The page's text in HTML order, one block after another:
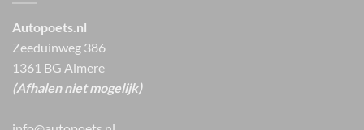
Autopoets.nl
Zeeduinweg 386
1361 BG Almere
(Afhalen niet mogelijk)